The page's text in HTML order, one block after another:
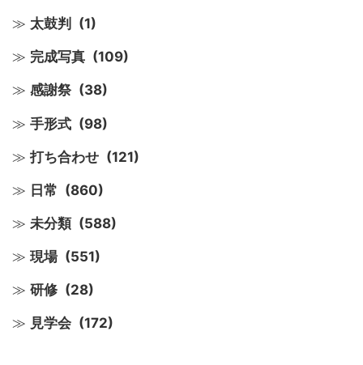
太鼓判 (1)
完成写真 (109)
感謝祭 (38)
手形式 (98)
打ち合わせ (121)
日常 (860)
未分類 (588)
現場 (551)
研修 (28)
見学会 (172)